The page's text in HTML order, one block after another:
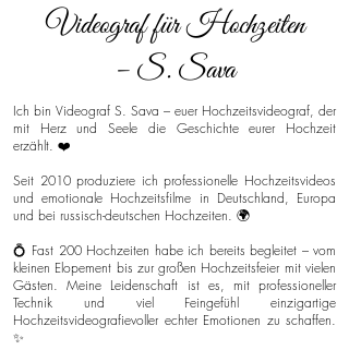
Videograf für Hochzeiten
– S. Sava
Ich bin Videograf S. Sava – euer Hochzeitsvideograf, der
mit Herz und Seele die Geschichte eurer Hochzeit
erzählt. ❤️
Seit 2010 produziere ich professionelle Hochzeitsvideos
und emotionale Hochzeitsfilme in Deutschland, Europa
und bei russisch-deutschen Hochzeiten. 🌍
💍 Fast 200 Hochzeiten habe ich bereits begleitet – vom
kleinen Elopement bis zur großen Hochzeitsfeier mit vielen
Gästen. Meine Leidenschaft ist es, mit professioneller
Technik und viel Feingefühl einzigartige
Hochzeitsvideografievoller echter Emotionen zu schaffen.
✨